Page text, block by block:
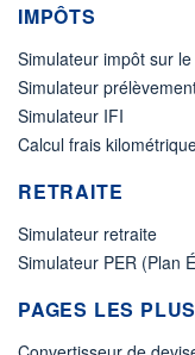
IMPÔTS
Simulateur impôt sur
Simulateur
Simulateur IFI
Calcul frais
RETRAITE
Simulateur retraite
Simulateur PER (Plan
PAGES LES